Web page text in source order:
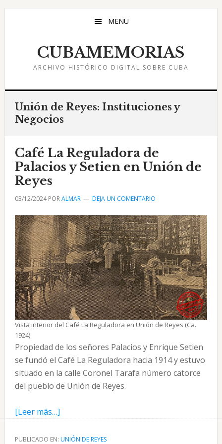
Saltar
Saltar
Saltar
MENU
CUBAMEMORIAS
ARCHIVO HISTÓRICO DIGITAL SOBRE CUBA
Unión de Reyes: Instituciones y
Negocios
Café La Reguladora de
Palacios y Setien en Unión de
Reyes
03/12/2024PORALMAR DEJA UN COMENTARIO
Vista interior del Café La Reguladora en Unión de Reyes (Ca.
1924)
Propiedad de los señores Palacios y Enrique Setien
se fundó el Café La Reguladora hacia 1914 y estuvo
situado en la calle Coronel Tarafa número catorce
del pueblo de Unión de Reyes.
[Leer más…]acerca
Café
PUBLICADO EN: UNIÓN DE REYES